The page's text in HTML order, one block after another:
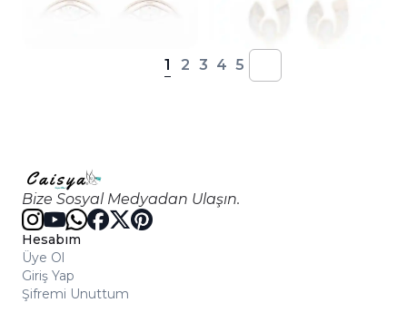
1 2 3 4 5
Bize Sosyal Medyadan Ulaşın.
Hesabım
Üye Ol
Giriş Yap
Şifremi Unuttum